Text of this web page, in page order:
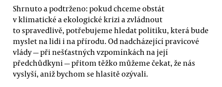
Shrnuto a podtrženo: pokud chceme obstát
v klimatické a ekologické krizi a zvládnout
to spravedlivě, potřebujeme hledat politiku, která bude
myslet na lidi i na přírodu. Od nadcházející pravicové
vlády — při nešťastných vzpomínkách na její
předchůdkyni — přitom těžko můžeme čekat, že nás
vyslyší, aniž bychom se hlasitě ozývali.